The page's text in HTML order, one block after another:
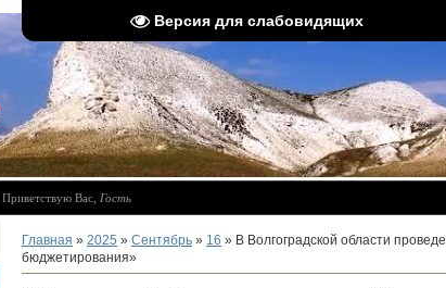
Версия для слабовидящих
Приветствую Вас Гость
Главная » 2025 » Сентябрь » 16 » В Волгоградской области
бюджетирования»